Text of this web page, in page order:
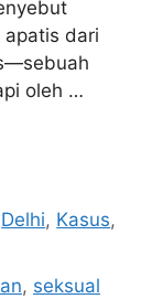
apatis dari
oleh …
Delhi, Kasus,
, seksual